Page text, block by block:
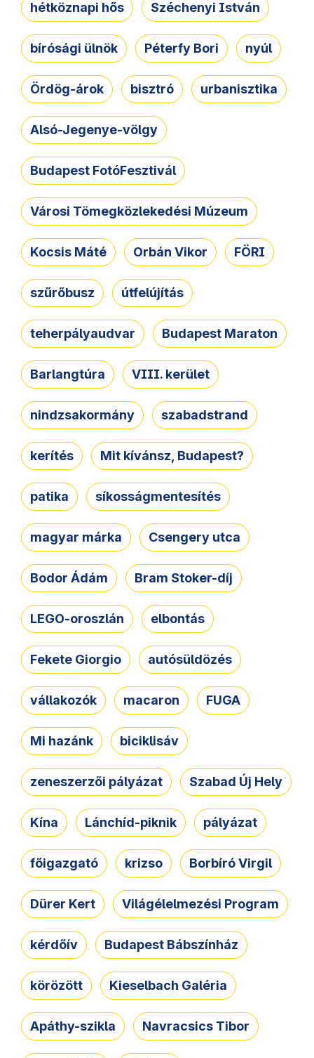
hétköznapi hős Széchenyi István
bírósági ülnök Péterfy Bori nyúl
Ördög-árok bisztró urbanisztika
Alsó-Jegenye-völgy
Budapest FotóFesztivál
Városi Tömegközlekedési Múzeum
Kocsis Máté Orbán Vikor FÖRI
szűrőbusz útfelújítás
teherpályaudvar Budapest Maraton
Barlangtúra VIII. kerület
nindzsakormány szabadstrand
kerítés Mit kívánsz, Budapest?
patika síkosságmentesítés
magyar márka Csengery utca
Bodor Ádám Bram Stoker-díj
LEGO-oroszlán elbontás
Fekete Giorgio autósüldözés
vállakozók macaron FUGA
Mi hazánk biciklisáv
zeneszerzői pályázat Szabad Új Hely
Kína Lánchíd-piknik pályázat
főigazgató krizso Borbíró Virgil
Dürer Kert Világélelmezési Program
kérdőív Budapest Bábszínház
körözött Kieselbach Galéria
Apáthy-szikla Navracsics Tibor